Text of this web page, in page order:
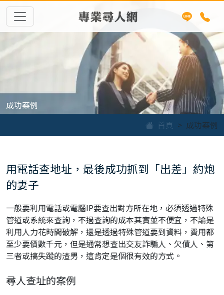
專業尋人網
成功案例
首頁
成功案例
用電話查地址，最後成功抓到「出差」約炮
的妻子
一般要利用電話或電腦IP要查出對方所在地，必須透過特殊
管道或系統來查詢，不過查詢的成本其實並不便宜，不論是
利用人力花時間破解，還是透過特殊管道要到資料，費用都
至少要價數千元，但是通常想查出交友詐騙人、欠債人、第
三者或搞失蹤的渣男，這肯定是個很有效的方式。
尋人查址的案例